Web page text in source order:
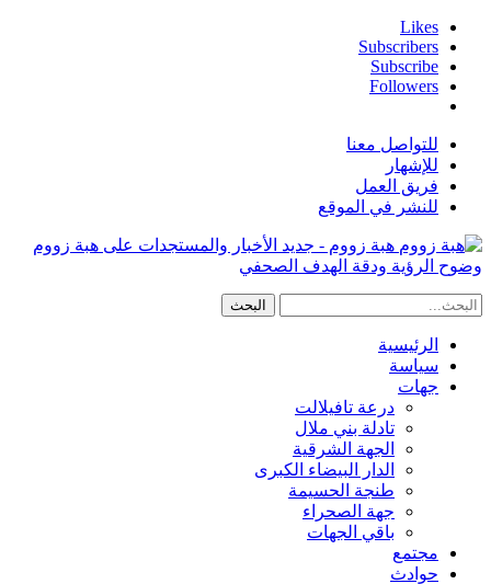
Likes
Subscribers
Subscribe
Followers
للتواصل معنا
للإشهار
فريق العمل
للنشر في الموقع
هبة زووم - جديد الأخبار والمستجدات على هبة زووم
وضوح الرؤية ودقة الهدف الصحفي
الرئيسية
سياسة
جهات
درعة تافيلالت
تادلة بني ملال
الجهة الشرقية
الدار البيضاء الكبرى
طنجة الحسيمة
جهة الصحراء
باقي الجهات
مجتمع
حوادث